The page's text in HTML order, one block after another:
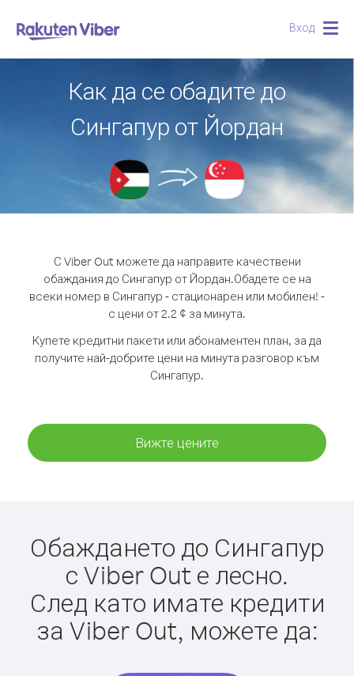
Вход
Как да се обадите до
Сингапур от Йордан
С Viber Out можете да направите качествени
обаждания до Сингапур от Йордан.Обадете се на
всеки номер в Сингапур - стационарен или мобилен! -
с цени от 2.2 ¢ за минута.
Купете кредитни пакети или абонаментен план, за да
получите най-добрите цени на минута разговор към
Сингапур.
Вижте цените
Обаждането до Сингапур
с Viber Out е лесно.
След като имате кредити
за Viber Out, можете да: